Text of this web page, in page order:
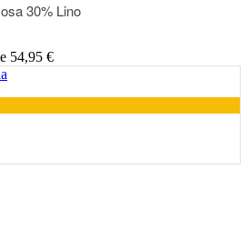
30% Lino
54,95 €